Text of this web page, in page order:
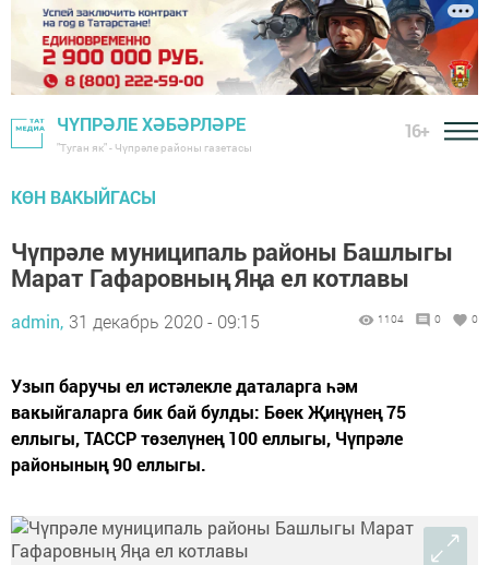
ЧҮПРӘЛЕ ХӘБӘРЛӘРЕ
"Туган як" - Чүпрәле районы газетасы
16+
КӨН ВАКЫЙГАСЫ
Чүпрәле муниципаль районы Башлыгы
Марат Гафаровның Яңа ел котлавы
admin, 31 декабрь 2020 - 09:15 1104 0 0
Узып баручы ел истәлекле даталарга һәм
вакыйгаларга бик бай булды: Бөек Җиңүнең 75
еллыгы, ТАССР төзелүнең 100 еллыгы, Чүпрәле
районының 90 еллыгы.